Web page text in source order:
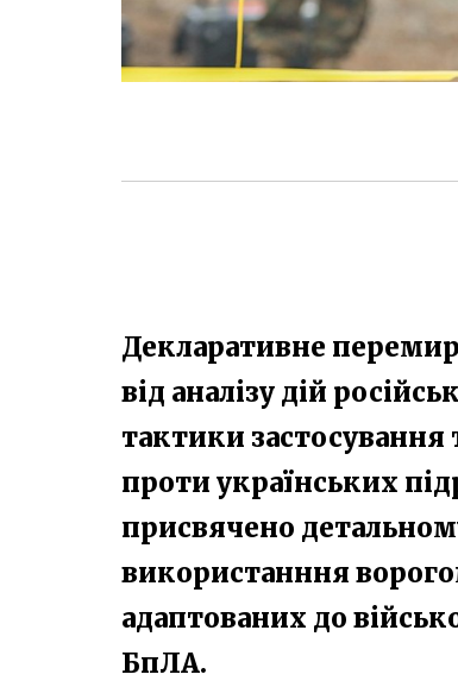
Декларативне
від аналізу дій
тактики застосування
проти українських
присвячено
використанння
адаптованих до
БпЛА.